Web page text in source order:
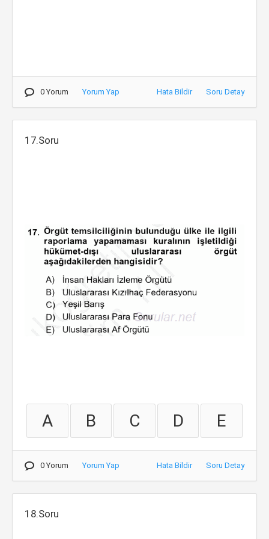
0 Yorum Yorum Yap Hata Bildir Soru Detay
17.Soru
A B C D E
0 Yorum Yorum Yap Hata Bildir Soru Detay
18.Soru